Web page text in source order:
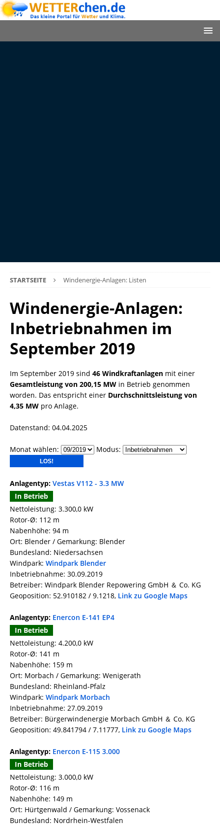
STARTSEITE Windenergie-Anlagen: Listen
Windenergie-Anlagen:
Inbetriebnahmen im
September 2019
Im September 2019 sind 46 Windkraftanlagen mit einer
Gesamtleistung von 200,15 MW in Betrieb genommen
worden. Das entspricht einer Durchschnittsleistung von
4,35 MW pro Anlage.
Datenstand: 04.04.2025
Monat wählen: Modus:
Anlagentyp: Vestas V112 - 3.3 MW
In Betrieb
Nettoleistung: 3.300,0 kW
Rotor-Ø: 112 m
Nabenhöhe: 94 m
Ort: Blender / Gemarkung: Blender
Bundesland: Niedersachsen
Windpark: Windpark Blender
Inbetriebnahme: 30.09.2019
Betreiber: Windpark Blender Repowering GmbH ＆ Co. KG
Geoposition: 52.910182 / 9.1218, Link zu Google Maps
Anlagentyp: Enercon E-141 EP4
In Betrieb
Nettoleistung: 4.200,0 kW
Rotor-Ø: 141 m
Nabenhöhe: 159 m
Ort: Morbach / Gemarkung: Wenigerath
Bundesland: Rheinland-Pfalz
Windpark: Windpark Morbach
Inbetriebnahme: 27.09.2019
Betreiber: Bürgerwindenergie Morbach GmbH ＆ Co. KG
Geoposition: 49.841794 / 7.11777, Link zu Google Maps
Anlagentyp: Enercon E-115 3.000
In Betrieb
Nettoleistung: 3.000,0 kW
Rotor-Ø: 116 m
Nabenhöhe: 149 m
Ort: Hürtgenwald / Gemarkung: Vossenack
Bundesland: Nordrhein-Westfalen